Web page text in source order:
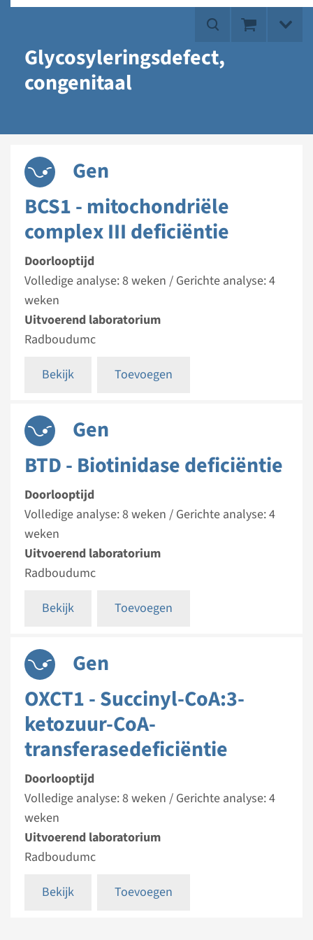
Glycosyleringsdefect,
congenitaal
Gen
BCS1 - mitochondriële
complex III deficiëntie
Doorlooptijd
Volledige analyse: 8 weken / Gerichte analyse: 4
weken
Uitvoerend laboratorium
Radboudumc
Bekijk
Toevoegen
Gen
BTD - Biotinidase deficiëntie
Doorlooptijd
Volledige analyse: 8 weken / Gerichte analyse: 4
weken
Uitvoerend laboratorium
Radboudumc
Bekijk
Toevoegen
Gen
OXCT1 - Succinyl-CoA:3-
ketozuur-CoA-
transferasedeficiëntie
Doorlooptijd
Volledige analyse: 8 weken / Gerichte analyse: 4
weken
Uitvoerend laboratorium
Radboudumc
Bekijk
Toevoegen